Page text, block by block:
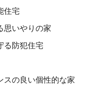
住宅
思いやりの家
る防犯住宅
スの良い個性的な家